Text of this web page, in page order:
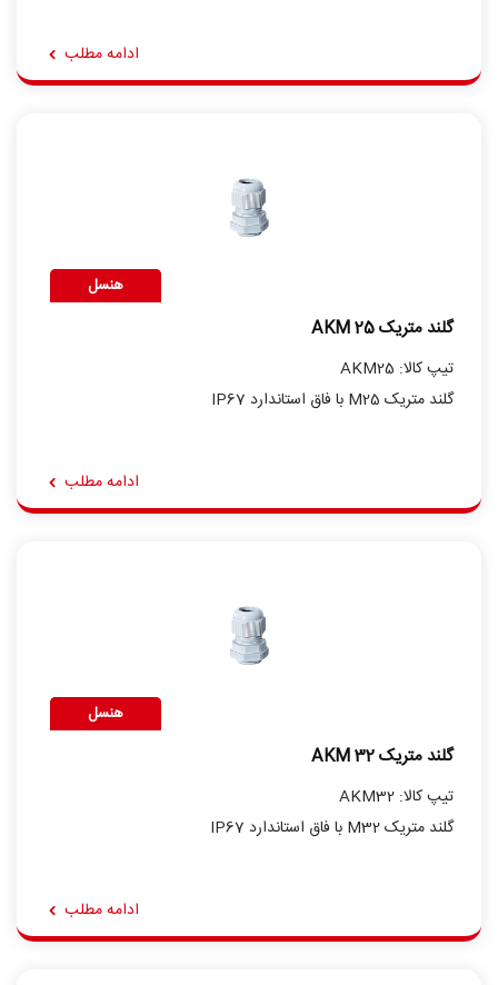
ادامه مطلب
هنسل
گلند متریک AKM 25
تیپ کالا: AKM25
گلند متریک M25 با فاق استاندارد IP67
ادامه مطلب
هنسل
گلند متریک AKM 32
تیپ کالا: AKM32
گلند متریک M32 با فاق استاندارد IP67
ادامه مطلب